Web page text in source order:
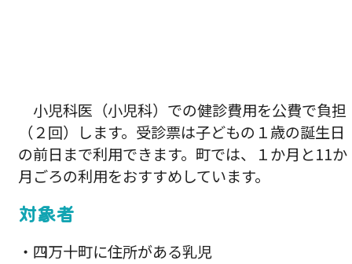
小児科医（小児科）での健診費用を公費で負担
（２回）します。受診票は子どもの１歳の誕生日
の前日まで利用できます。町では、１か月と11か
月ごろの利用をおすすめしています。
対象者
・四万十町に住所がある乳児